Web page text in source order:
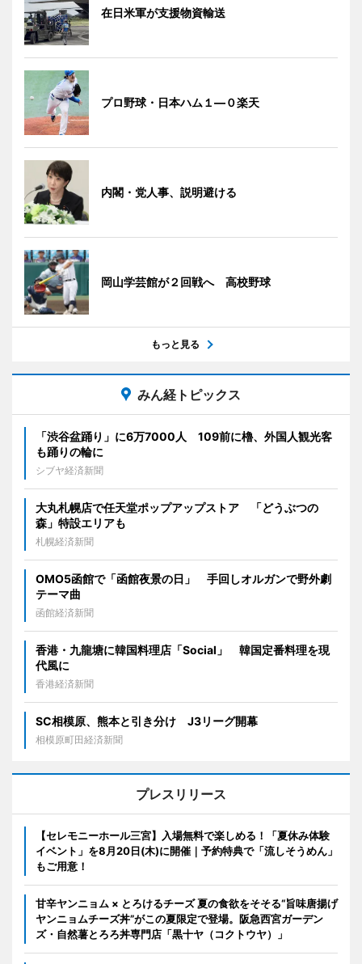
在日米軍が支援物資輸送
プロ野球・日本ハム１―０楽天
内閣・党人事、説明避ける
岡山学芸館が２回戦へ 高校野球
もっと見る
みん経トピックス
「渋谷盆踊り」に6万7000人 109前に櫓、外国人観光客
も踊りの輪に
シブヤ経済新聞
大丸札幌店で任天堂ポップアップストア 「どうぶつの
森」特設エリアも
札幌経済新聞
OMO5函館で「函館夜景の日」 手回しオルガンで野外劇
テーマ曲
函館経済新聞
香港・九龍塘に韓国料理店「Social」 韓国定番料理を現
代風に
香港経済新聞
SC相模原、熊本と引き分け J3リーグ開幕
相模原町田経済新聞
プレスリリース
【セレモニーホール三宮】入場無料で楽しめる！「夏休み体験
イベント」を8月20日(木)に開催｜予約特典で「流しそうめん」
もご用意！
甘辛ヤンニョム × とろけるチーズ 夏の食欲をそそる“旨味唐揚げ
ヤンニョムチーズ丼”がこの夏限定で登場。阪急西宮ガーデン
ズ・自然薯とろろ丼専門店「黒十ヤ（コクトウヤ）」